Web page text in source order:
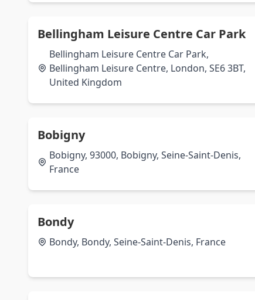
Bellingham Leisure Centre Car Park
Bellingham Leisure Centre Car Park,
Bellingham Leisure Centre, London, SE6 3BT,
United Kingdom
Bobigny
Bobigny, 93000, Bobigny, Seine-Saint-Denis,
France
Bondy
Bondy, Bondy, Seine-Saint-Denis, France